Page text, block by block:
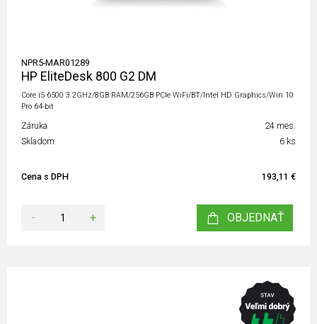
NPR5-MAR01289
HP EliteDesk 800 G2 DM
Core i5 6500 3.2GHz/8GB RAM/256GB PCIe WiFi/BT/Intel HD Graphics/Win 10
Pro 64-bit
Záruka
24 mes.
Skladom
6 ks
Cena s DPH 193,11 €
- + OBJEDNAŤ